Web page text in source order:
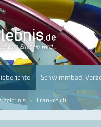
Schwimmbad-
Frankreich